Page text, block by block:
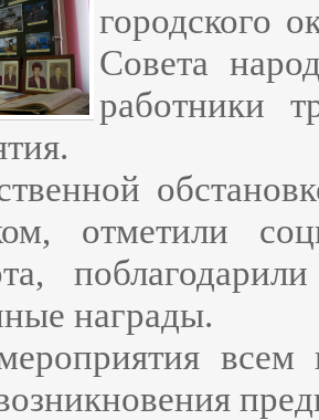
городского
Совета
работники
отметили
награды.
всем